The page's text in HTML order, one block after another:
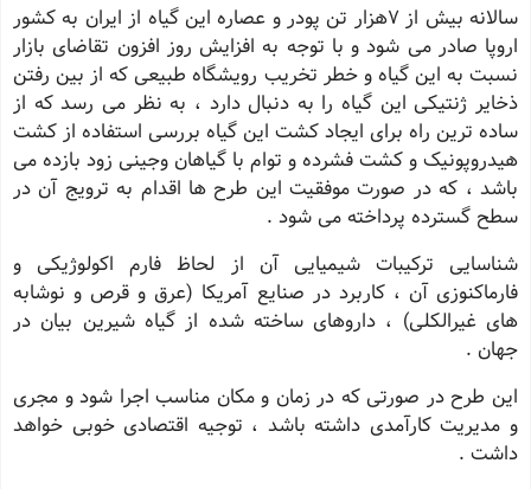
سالانه بیش از 7هزار تن پودر و عصاره این گیاه از ایران به کشور
اروپا صادر می شود و با توجه به افزایش روز افزون تقاضای بازار
نسبت به این گیاه و خطر تخریب رویشگاه طبیعی که از بین رفتن
ذخایر ژنتیکی این گیاه را به دنبال دارد ، به نظر می رسد که از
ساده ترین راه برای ایجاد کشت این گیاه بررسی استفاده از کشت
هیدروپونیک و کشت فشرده و توام با گیاهان وجینی زود بازده می
باشد ، که در صورت موفقیت این طرح ها اقدام به ترویج آن در
سطح گسترده پرداخته می شود .
شناسایی ترکیبات شیمیایی آن از لحاظ فارم اکولوژیکی و
فارماکنوزی آن ، کاربرد در صنایع آمریکا (عرق و قرص و نوشابه
های غیرالکلی) ، داروهای ساخته شده از گیاه شیرین بیان در
جهان .
این طرح در صورتی که در زمان و مکان مناسب اجرا شود و مجری
و مدیریت کارآمدی داشته باشد ، توجیه اقتصادی خوبی خواهد
داشت .